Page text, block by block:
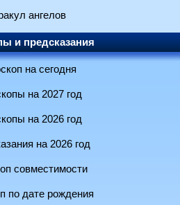
ангелов
и предсказания
на сегодня
на 2027 год
на 2026 год
на 2026 год
совместимости
по дате рождения